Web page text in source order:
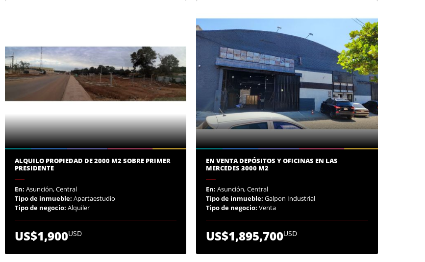
ALQUILO PROPIEDAD DE 2000 M2 SOBRE PRIMER
PRESIDENTE
En: Asunción, Central
Tipo de inmueble: Apartaestudio
Tipo de negocio: Alquiler
US$1,900USD
EN VENTA DEPÓSITOS Y OFICINAS EN LAS
MERCEDES 3000 M2
En: Asunción, Central
Tipo de inmueble: Galpon Industrial
Tipo de negocio: Venta
US$1,895,700USD